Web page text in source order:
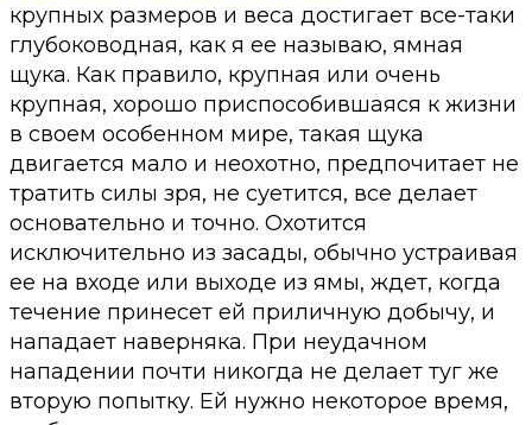
крупных размеров и веса достигает все-таки
глубоководная, как я ее называю, ямная
щука. Как правило, крупная или очень
крупная, хорошо приспособившаяся к жизни
в своем особенном мире, такая щука
двигается мало и неохотно, предпочитает не
тратить силы зря, не суетится, все делает
основательно и точно. Охотится
исключительно из засады, обычно устраивая
ее на входе или выходе из ямы, ждет, когда
течение принесет ей приличную добычу, и
нападает наверняка. При неудачном
нападении почти никогда не делает туг же
вторую попытку. Ей нужно некоторое время,